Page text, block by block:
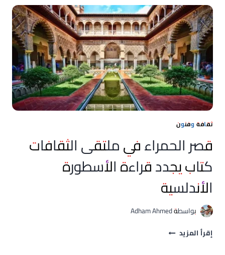
التبادل
التجاري
بين
المغرب
وبريطانيا
لتلامس
5.3
مليارات
جنيه
إسترليني
ثقافة وفنون
قصر الحمراء في ملتقى الثقافات
كتاب يجدد قراءة الأسطورة
الأندلسية
بواسطةAdham Ahmed
إقرأ المزيد قصر